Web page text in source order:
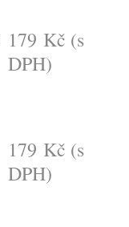
179 Kč (s
DPH)
179 Kč (s
DPH)